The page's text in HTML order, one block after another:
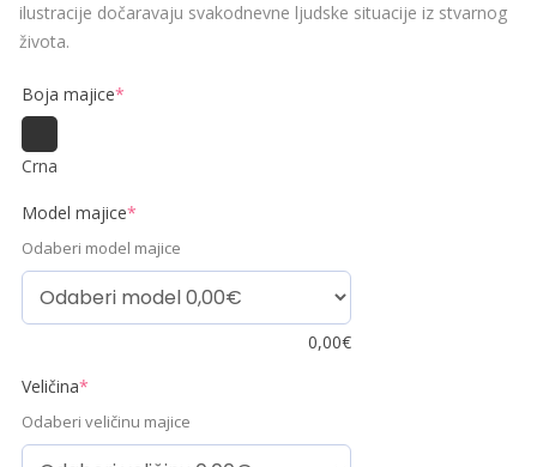
ilustracije dočaravaju svakodnevne ljudske situacije iz stvarnog
života.
Boja majice*
Crna
Model majice*
Odaberi model majice
0,00€
Veličina*
Odaberi veličinu majice